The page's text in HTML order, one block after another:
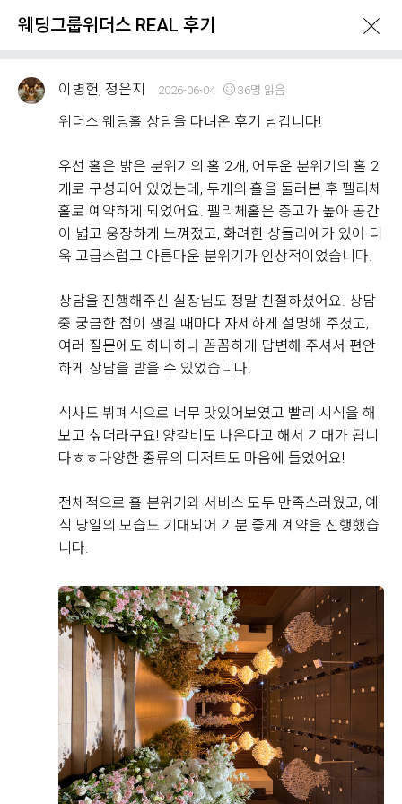
What's New
이벤트 & 프로모션 위더스 Real 후기
웨딩그룹위더스 REAL 후기
Withus2,178Real Review
직접 작성해주신 소중한 후기
Real 후기 쓰기
박원조, 안다영
테 가보자고 해서 다녀왔습니다.
홈페이지로 직접 방문 예약문의를 해서 상담을 받았는데
요. 방문홀투어부터 꼼꼼한 상담해주셨습니다.
엘린홀과 메리엘홀 2개를 픽해서 보여주셨는데, 엘린홀
에 이미 꽂혀버려서 계속 예쁘다 연발을 했어요...!
예랑이도 한번뿐인 웨딩이니 좋은 곳으로 하라고 기꺼이
말해줬고! 바로 당일 계약을 했습니다:)
사실 수원에 있는 여러 웨딩홀을 투어하고 계약까지 해놓
았던 상황인데,
위더스에 오자마자 후회되고, 그냥 이 곳부터 와볼껄 싶
더 보기
+8
웨딩그룹위더스 REAL 후기
이병헌, 정은지 2026-06-04 36명 읽음
위더스 웨딩홀 상담을 다녀온 후기 남깁니다!
우선 홀은 밝은 분위기의 홀 2개, 어두운 분위기의 홀 2
개로 구성되어 있었는데, 두개의 홀을 둘러본 후 펠리체
홀로 예약하게 되었어요. 펠리체홀은 층고가 높아 공간
이 넓고 웅장하게 느껴졌고, 화려한 샹들리에가 있어 더
욱 고급스럽고 아름다운 분위기가 인상적이었습니다.
상담을 진행해주신 실장님도 정말 친절하셨어요. 상담
중 궁금한 점이 생길 때마다 자세하게 설명해 주셨고,
여러 질문에도 하나하나 꼼꼼하게 답변해 주셔서 편안
하게 상담을 받을 수 있었습니다.
식사도 뷔폐식으로 너무 맛있어보였고 빨리 시식을 해
보고 싶더라구요! 양갈비도 나온다고 해서 기대가 됩니
다ㅎㅎ다양한 종류의 디저트도 마음에 들었어요!
전체적으로 홀 분위기와 서비스 모두 만족스러웠고, 예
식 당일의 모습도 기대되어 기분 좋게 계약을 진행했습
니다.